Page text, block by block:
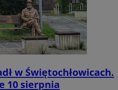
w Świętochłowicach.
10 sierpnia